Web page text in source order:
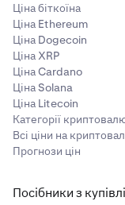
Ціна біткоїна
Ціна Ethereum
Ціна Dogecoin
Ціна XRP
Ціна Cardano
Ціна Solana
Ціна Litecoin
Категорії
Всі ціни на
Прогнози цін
Посібники з купівлі